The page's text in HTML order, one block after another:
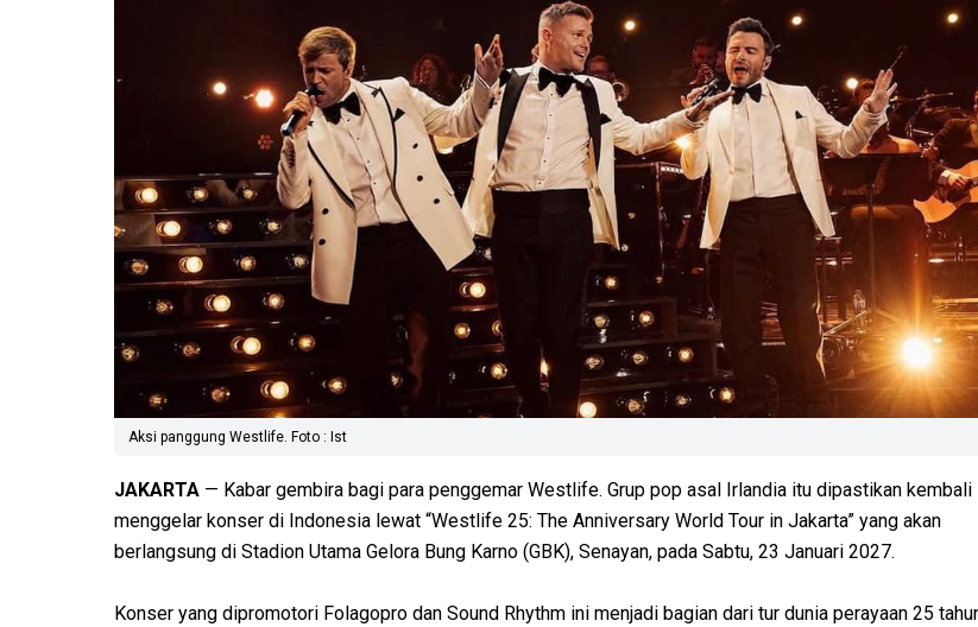
Aksi panggung Westlife. Foto : Ist
JAKARTA — Kabar gembira bagi para penggemar Westlife. Grup pop asal Irlandia itu dipastikan kembali
menggelar konser di Indonesia lewat “Westlife 25: The Anniversary World Tour in Jakarta” yang akan
berlangsung di Stadion Utama Gelora Bung Karno (GBK), Senayan, pada Sabtu, 23 Januari 2027.
Konser yang dipromotori Folagopro dan Sound Rhythm ini menjadi bagian dari tur dunia perayaan 25